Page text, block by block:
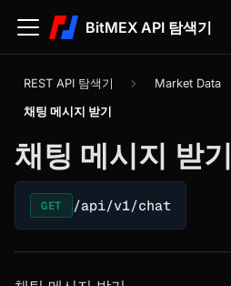
BitMEX API 탐색기
REST API 탐색기 Market Data
채팅 메시지 받기
채팅 메시지 받기
GET /api/v1/chat